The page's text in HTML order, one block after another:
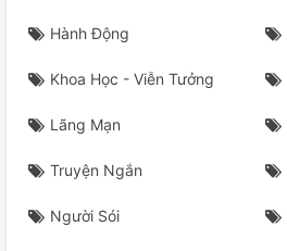
Hành Động
Khoa Học - Viễn Tưởng
Lãng Mạn
Truyện Ngắn
Người Sói